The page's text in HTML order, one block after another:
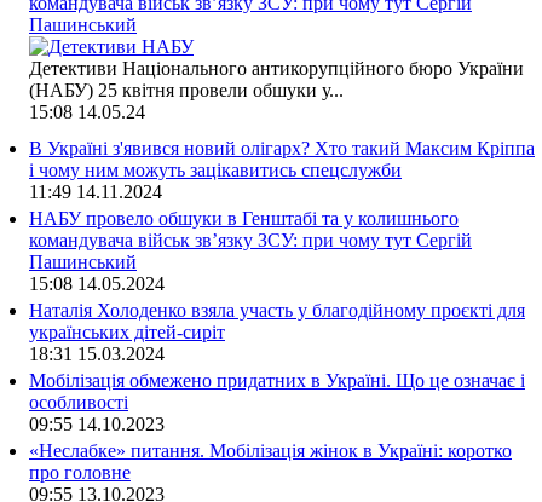
Пашинський
Детективи Національного антикорупційного бюро України
(НАБУ) 25 квітня провели обшуки у...
15:08 14.05.24
В Україні з'явився новий олігарх? Хто такий Максим Кріппа
і чому ним можуть зацікавитись спецслужби
11:49 14.11.2024
НАБУ провело обшуки в Генштабі та у колишнього
командувача військ зв’язку ЗСУ: при чому тут Сергій
Пашинський
15:08 14.05.2024
Наталія Холоденко взяла участь у благодійному проєкті для
українських дітей-сиріт
18:31 15.03.2024
Мобілізація обмежено придатних в Україні. Що це означає і
особливості
09:55 14.10.2023
«Неслабке» питання. Мобілізація жінок в Україні: коротко
про головне
09:55 13.10.2023